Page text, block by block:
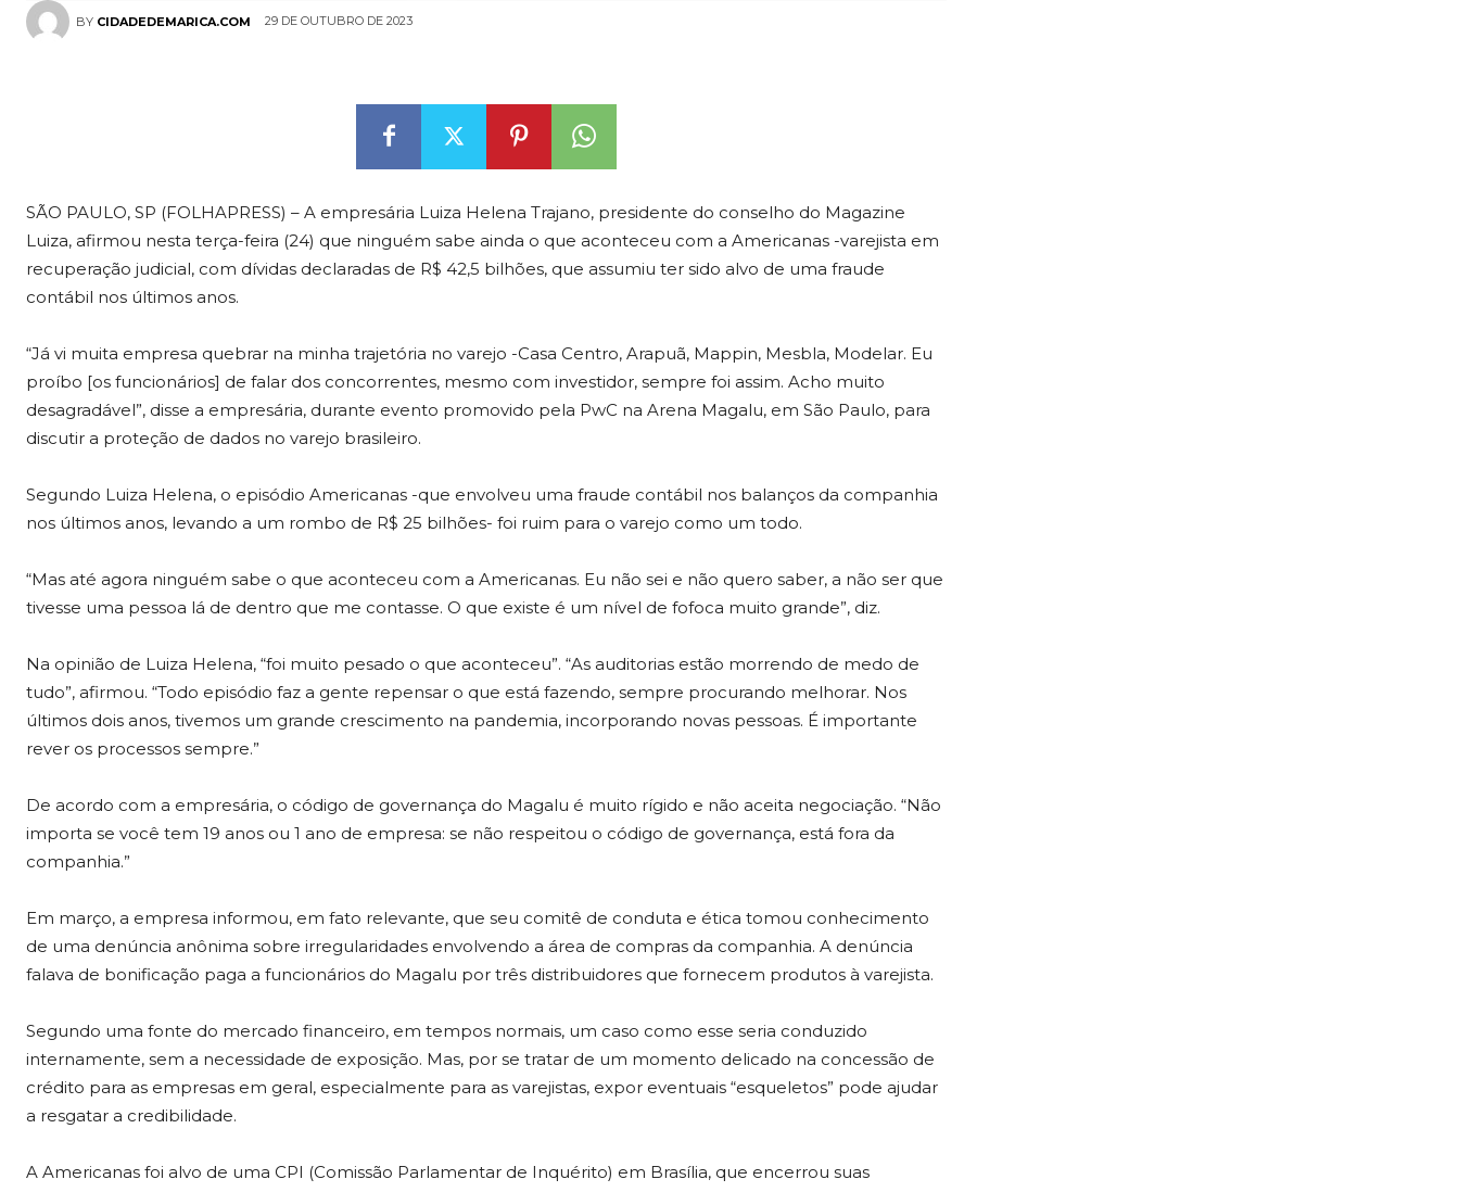
BY CIDADEDEMARICA.COM 29 DE OUTUBRO DE 2023
SÃO PAULO, SP (FOLHAPRESS) – A empresária Luiza Helena Trajano, presidente do conselho do Magazine
Luiza, afirmou nesta terça-feira (24) que ninguém sabe ainda o que aconteceu com a Americanas -varejista em
recuperação judicial, com dívidas declaradas de R$ 42,5 bilhões, que assumiu ter sido alvo de uma fraude
contábil nos últimos anos.
“Já vi muita empresa quebrar na minha trajetória no varejo -Casa Centro, Arapuã, Mappin, Mesbla, Modelar. Eu
proíbo [os funcionários] de falar dos concorrentes, mesmo com investidor, sempre foi assim. Acho muito
desagradável”, disse a empresária, durante evento promovido pela PwC na Arena Magalu, em São Paulo, para
discutir a proteção de dados no varejo brasileiro.
Segundo Luiza Helena, o episódio Americanas -que envolveu uma fraude contábil nos balanços da companhia
nos últimos anos, levando a um rombo de R$ 25 bilhões- foi ruim para o varejo como um todo.
“Mas até agora ninguém sabe o que aconteceu com a Americanas. Eu não sei e não quero saber, a não ser que
tivesse uma pessoa lá de dentro que me contasse. O que existe é um nível de fofoca muito grande”, diz.
Na opinião de Luiza Helena, “foi muito pesado o que aconteceu”. “As auditorias estão morrendo de medo de
tudo”, afirmou. “Todo episódio faz a gente repensar o que está fazendo, sempre procurando melhorar. Nos
últimos dois anos, tivemos um grande crescimento na pandemia, incorporando novas pessoas. É importante
rever os processos sempre.”
De acordo com a empresária, o código de governança do Magalu é muito rígido e não aceita negociação. “Não
importa se você tem 19 anos ou 1 ano de empresa: se não respeitou o código de governança, está fora da
companhia.”
Em março, a empresa informou, em fato relevante, que seu comitê de conduta e ética tomou conhecimento
de uma denúncia anônima sobre irregularidades envolvendo a área de compras da companhia. A denúncia
falava de bonificação paga a funcionários do Magalu por três distribuidores que fornecem produtos à varejista.
Segundo uma fonte do mercado financeiro, em tempos normais, um caso como esse seria conduzido
internamente, sem a necessidade de exposição. Mas, por se tratar de um momento delicado na concessão de
crédito para as empresas em geral, especialmente para as varejistas, expor eventuais “esqueletos” pode ajudar
a resgatar a credibilidade.
A Americanas foi alvo de uma CPI (Comissão Parlamentar de Inquérito) em Brasília, que encerrou suas